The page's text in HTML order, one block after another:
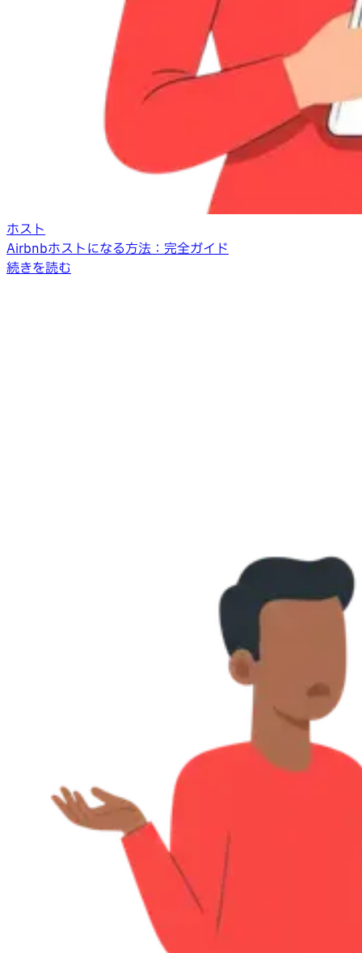
ホスト
Airbnbホストになる方法：完全ガイド
続きを読む